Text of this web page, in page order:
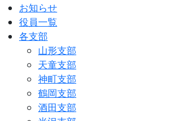
お知らせ
役員一覧
各支部
山形支部
天童支部
神町支部
鶴岡支部
酒田支部